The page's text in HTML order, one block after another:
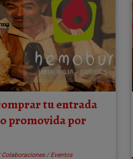
tu entrada
promovida por
Colaboraciones/Eventos